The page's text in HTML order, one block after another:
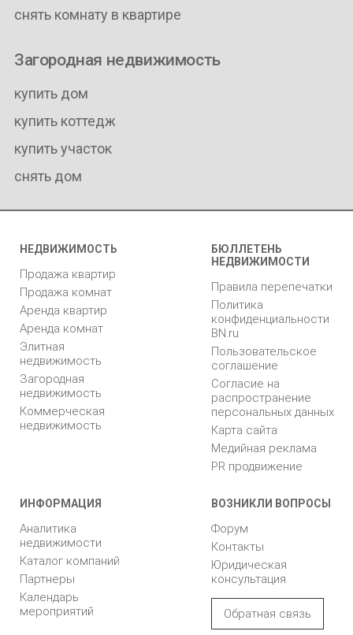
снять комнату в квартире
Загородная недвижимость
купить дом
купить коттедж
купить участок
снять дом
НЕДВИЖИМОСТЬ
Продажа квартир
Продажа комнат
Аренда квартир
Аренда комнат
Элитная
недвижимость
Загородная
недвижимость
Коммерческая
недвижимость
БЮЛЛЕТЕНЬ
НЕДВИЖИМОСТИ
Правила перепечатки
Политика
конфиденциальности
BN.ru
Пользовательское
соглашение
Согласие на
распространение
персональных данных
Карта сайта
Медийная реклама
PR продвижение
ИНФОРМАЦИЯ
Аналитика
недвижимости
Каталог компаний
Партнеры
Календарь
мероприятий
ВОЗНИКЛИ ВОПРОСЫ
Форум
Контакты
Юридическая
консультация
Обратная связь